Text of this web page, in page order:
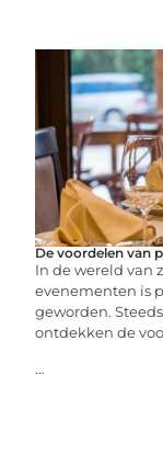
De voordelen van
In de wereld van
evenementen is
geworden.
ontdekken de
...